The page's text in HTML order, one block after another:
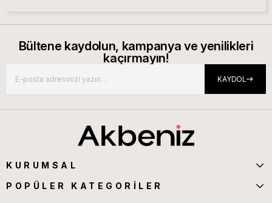
Bültene kaydolun, kampanya ve yenilikleri
kaçırmayın!
KAYDOL
KURUMSAL
POPÜLER KATEGORİLER